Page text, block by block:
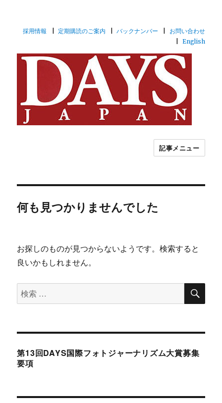
採用情報 定期購読のご案内 バックナンバー
お問い合わせ
English
世界を視るフォトジャーナリズム月刊
記事メニュー
何も見つかりませんでした
お探しのものが見つからないようです。検索すると
良いかもしれません。
検
索
象:
検
第13回DAYS国際フォトジャーナリズム大賞募集
要項